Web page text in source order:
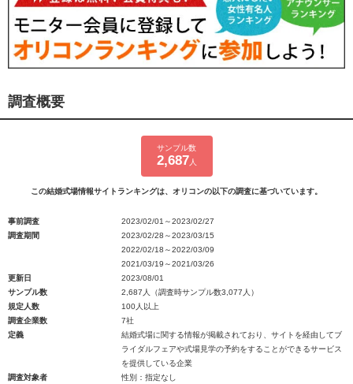
調査概要
サンプル数
2,687 人
この結婚式場情報サイトランキングは、オリコンの以下の調査に基づいています。
事前調査
2023/02/01～2023/02/27
調査期間
2023/02/28～2023/03/15
2022/02/18～2022/03/09
2021/03/19～2021/03/26
更新日
2023/08/01
サンプル数
2,687人（調査時サンプル数3,077人）
規定人数
100人以上
調査企業数
7社
定義
結婚式場に関する情報が掲載されており、サイトを経由してブ
ライダルフェアや式場見学の予約をすることができるサービス
を提供している企業
調査対象者
性別：指定なし